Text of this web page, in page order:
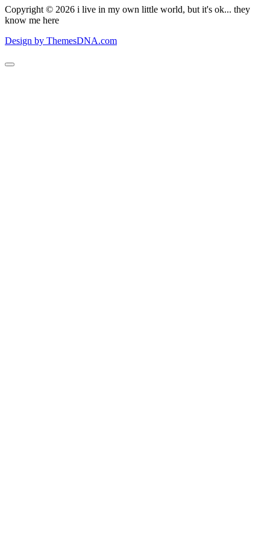
Copyright © 2026 i live in my own little world, but it's ok... they
know me here
Design by ThemesDNA.com
Scroll